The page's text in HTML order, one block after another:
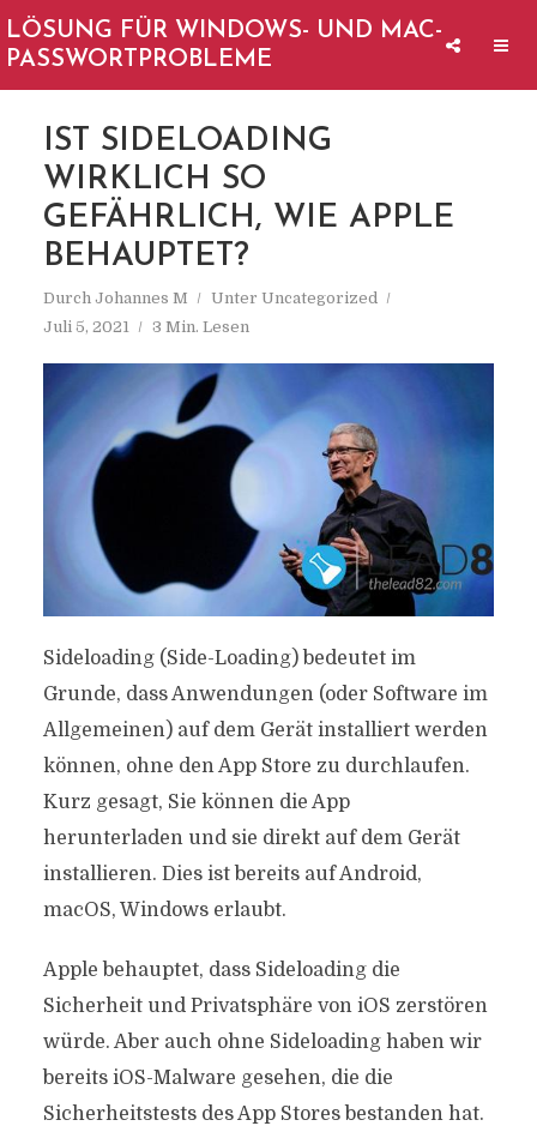
LÖSUNG FÜR WINDOWS- UND MAC-
PASSWORTPROBLEME
IST SIDELOADING
WIRKLICH SO
GEFÄHRLICH, WIE APPLE
BEHAUPTET?
Durch Johannes M Unter Uncategorized
Juli 5, 2021
3 Min. Lesen
Sideloading (Side-Loading) bedeutet im
Grunde, dass Anwendungen (oder Software im
Allgemeinen) auf dem Gerät installiert werden
können, ohne den App Store zu durchlaufen.
Kurz gesagt, Sie können die App
herunterladen und sie direkt auf dem Gerät
installieren. Dies ist bereits auf Android,
macOS, Windows erlaubt.
Apple behauptet, dass Sideloading die
Sicherheit und Privatsphäre von iOS zerstören
würde. Aber auch ohne Sideloading haben wir
bereits iOS-Malware gesehen, die die
Sicherheitstests des App Stores bestanden hat.